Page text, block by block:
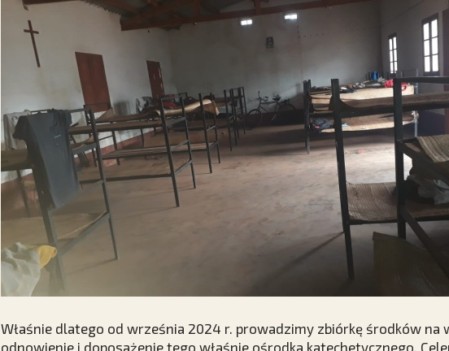
Właśnie dlatego od września 2024 r. prowadzimy zbiórkę środków na
odnowienie i doposażenie tego właśnie ośrodka katechetycznego.